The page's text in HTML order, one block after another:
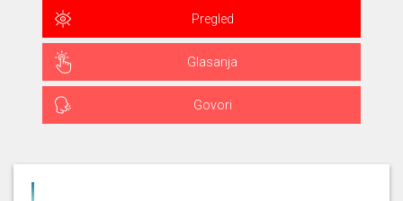
Pregled
Glasanja
Govori